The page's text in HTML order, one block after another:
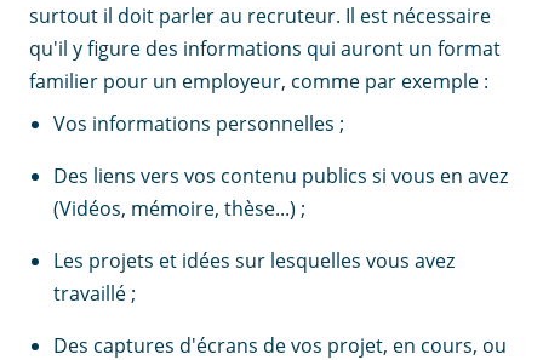
surtout il doit parler au recruteur. Il est nécessaire
qu'il y figure des informations qui auront un format
familier pour un employeur, comme par exemple :
Vos informations personnelles ;
Des liens vers vos contenu publics si vous en avez
(Vidéos, mémoire, thèse...) ;
Les projets et idées sur lesquelles vous avez
travaillé ;
Des captures d'écrans de vos projet, en cours, ou